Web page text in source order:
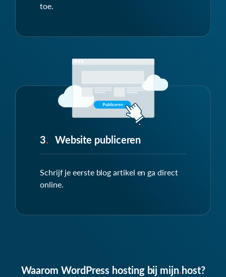
toe.
3. Website publiceren
Schrijf je eerste blog artikel en ga direct
online.
Waarom WordPress hosting bij mijn.host?